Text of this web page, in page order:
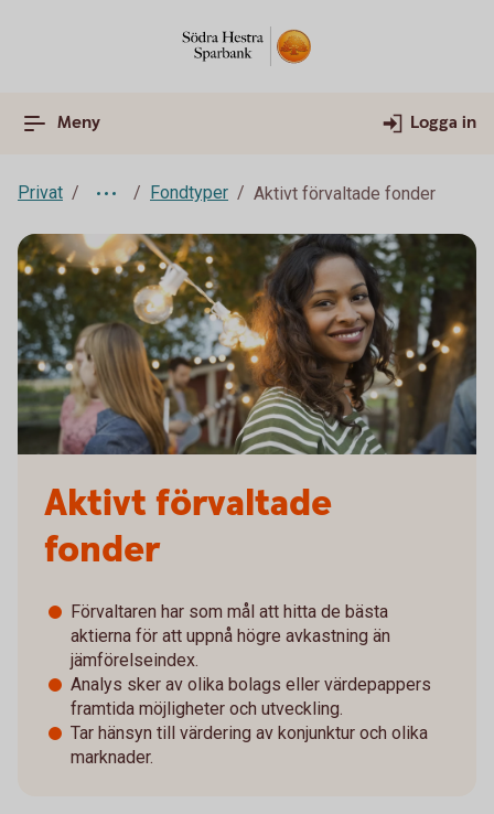
Meny Logga in
Privat Fondtyper Aktivt förvaltade fonder
Aktivt förvaltade
fonder
Förvaltaren har som mål att hitta de bästa
aktierna för att uppnå högre avkastning än
jämförelseindex.
Analys sker av olika bolags eller värdepappers
framtida möjligheter och utveckling.
Tar hänsyn till värdering av konjunktur och olika
marknader.